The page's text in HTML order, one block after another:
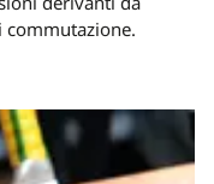
commutazione.